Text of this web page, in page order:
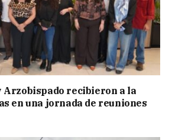
Arzobispado recibieron a la
en una jornada de reuniones